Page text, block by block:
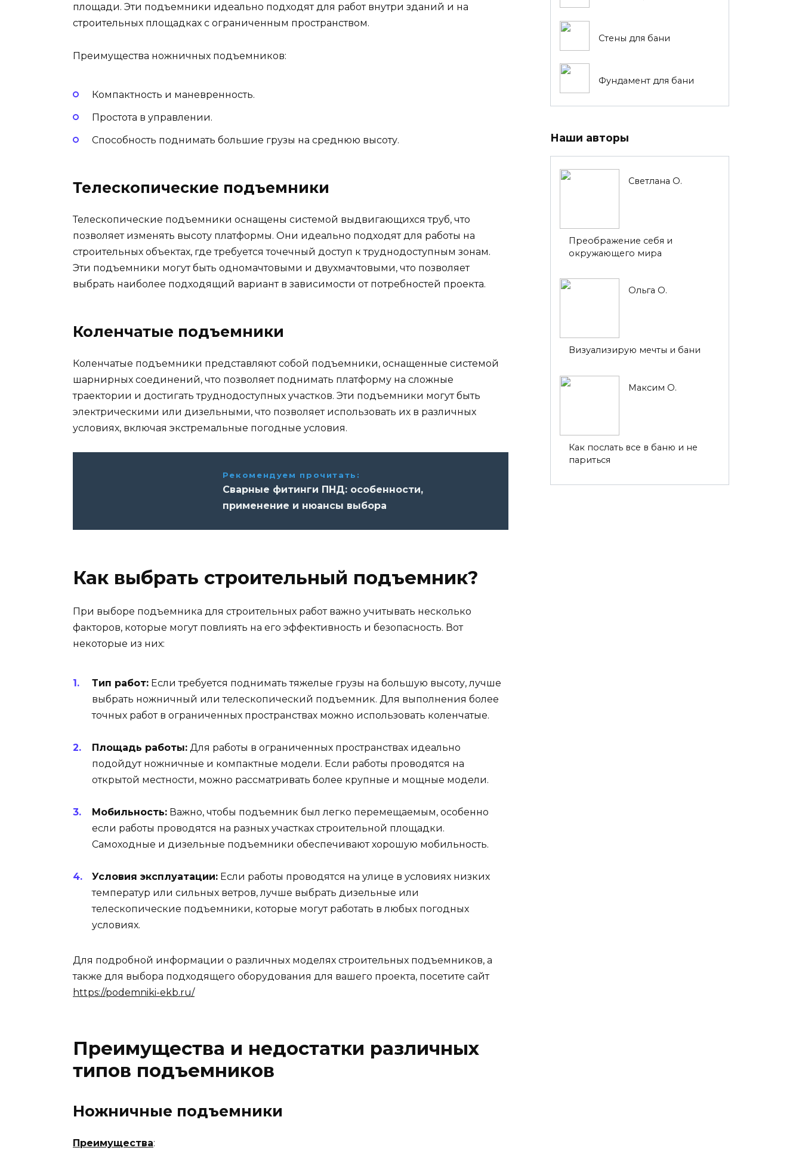
площади. Эти подъемники идеально подходят для работ внутри зданий и на
строительных площадках с ограниченным пространством.
Преимущества ножничных подъемников:
Компактность и маневренность.
Простота в управлении.
Способность поднимать большие грузы на среднюю высоту.
Телескопические подъемники
Телескопические подъемники оснащены системой выдвигающихся труб, что
позволяет изменять высоту платформы. Они идеально подходят для работы на
строительных объектах, где требуется точечный доступ к труднодоступным зонам.
Эти подъемники могут быть одномачтовыми и двухмачтовыми, что позволяет
выбрать наиболее подходящий вариант в зависимости от потребностей проекта.
Коленчатые подъемники
Коленчатые подъемники представляют собой подъемники, оснащенные системой
шарнирных соединений, что позволяет поднимать платформу на сложные
траектории и достигать труднодоступных участков. Эти подъемники могут быть
электрическими или дизельными, что позволяет использовать их в различных
условиях, включая экстремальные погодные условия.
Рекомендуем прочитать:
Сварные фитинги ПНД: особенности,
применение и нюансы выбора
Как выбрать строительный подъемник?
При выборе подъемника для строительных работ важно учитывать несколько
факторов, которые могут повлиять на его эффективность и безопасность. Вот
некоторые из них:
Тип работ: Если требуется поднимать тяжелые грузы на большую высоту, лучше
выбрать ножничный или телескопический подъемник. Для выполнения более
точных работ в ограниченных пространствах можно использовать коленчатые.
Площадь работы: Для работы в ограниченных пространствах идеально
подойдут ножничные и компактные модели. Если работы проводятся на
открытой местности, можно рассматривать более крупные и мощные модели.
Мобильность: Важно, чтобы подъемник был легко перемещаемым, особенно
если работы проводятся на разных участках строительной площадки.
Самоходные и дизельные подъемники обеспечивают хорошую мобильность.
Условия эксплуатации: Если работы проводятся на улице в условиях низких
температур или сильных ветров, лучше выбрать дизельные или
телескопические подъемники, которые могут работать в любых погодных
условиях.
Для подробной информации о различных моделях строительных подъемников, а
также для выбора подходящего оборудования для вашего проекта, посетите сайт
https://podemniki-ekb.ru/
Преимущества и недостатки различных
типов подъемников
Ножничные подъемники
Преимущества:
Стены для бани
Фундамент для бани
Наши авторы
Светлана О.
Преображение себя и
окружающего мира
Ольга О.
Визуализирую мечты и бани
Максим О.
Как послать все в баню и не
париться